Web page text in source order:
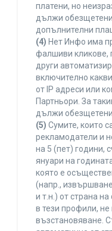
платени, но
дължи
допълнителни
(4) Нет Инфо има
фалшиви кликове,
други
включително
от IP адреси или
Партньори. За
дължи
(5) Сумите, които
рекламодатели и
на 5 (пет) години,
януари на
която е
(напр.,
и т.н.) от страна
в тези профили,
възстановяване.